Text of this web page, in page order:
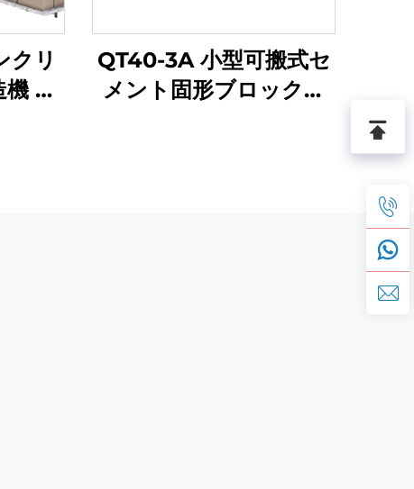
クリ
油
QT40-3A 小型可搬式セ
メント固形ブロック製